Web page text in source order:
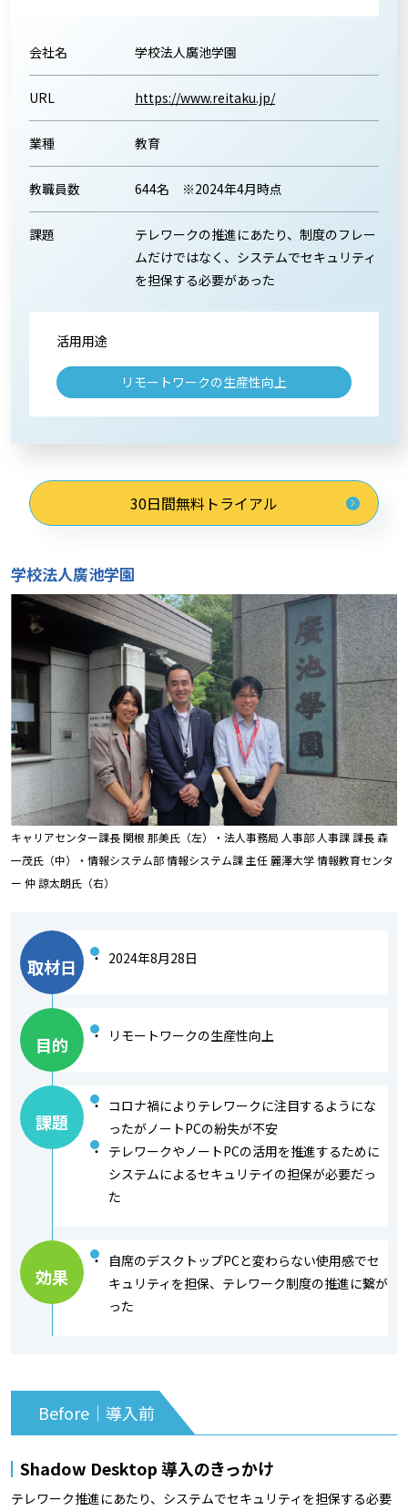
学校法人廣池学園
キャリアセンター課長 関根 那美氏（左）・法人事務局 人事部 人事課 課長 森
一茂氏（中）・情報システム部 情報システム課 主任 麗澤大学 情報教育センタ
ー 仲 諒太朗氏（右）
取材日 2024年8月28日
目的 リモートワークの生産性向上
課題
コロナ禍によりテレワークに注目するようにな
ったがノートPCの紛失が不安
テレワークやノートPCの活用を推進するために
システムによるセキュリテイの担保が必要だっ
た
効果
自席のデスクトップPCと変わらない使用感でセ
キュリティを担保、テレワーク制度の推進に繋が
った
Before｜導入前
Shadow Desktop 導入のきっかけ
テレワーク推進にあたり、システムでセキュリティを担保する必要
会社名 学校法人廣池学園
URL https://www.reitaku.jp/
業種 教育
教職員数 644名 ※2024年4月時点
課題
テレワークの推進にあたり、制度のフレー
ムだけではなく、システムでセキュリティ
を担保する必要があった
活用用途
リモートワークの生産性向上
30日間無料トライアル